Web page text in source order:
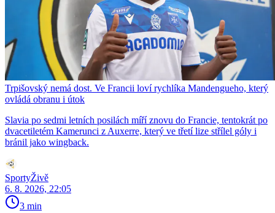
Trpišovský nemá dost. Ve Francii loví rychlíka Mandengueho, který
ovládá obranu i útok
Slavia po sedmi letních posilách míří znovu do Francie, tentokrát po
dvacetiletém Kamerunci z Auxerre, který ve třetí lize střílel góly i
bránil jako wingback.
SportyŽivě
6. 8. 2026, 22:05
3 min